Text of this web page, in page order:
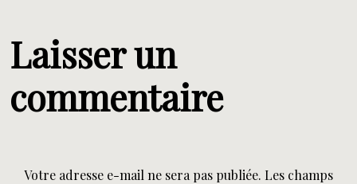
Laisser un
commentaire
Votre adresse e-mail ne sera pas publiée. Les champs